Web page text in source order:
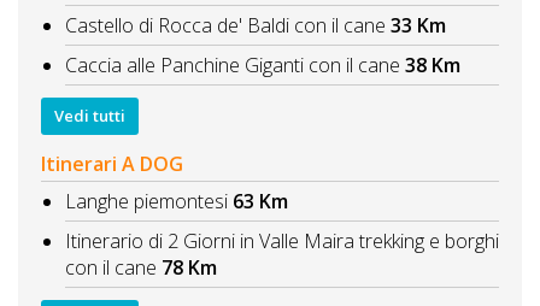
Castello di Rocca de' Baldi con il cane 33 Km
Caccia alle Panchine Giganti con il cane 38 Km
Vedi tutti
Itinerari A DOG
Langhe piemontesi 63 Km
Itinerario di 2 Giorni in Valle Maira trekking e borghi
con il cane 78 Km